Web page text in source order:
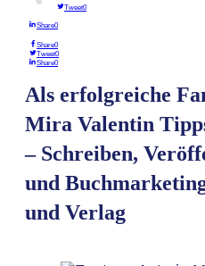
Tweet0
Share0
Share0
Tweet0
Share0
Als erfolgreiche
Mira Valentin
– Schreiben,
und
und Verlag